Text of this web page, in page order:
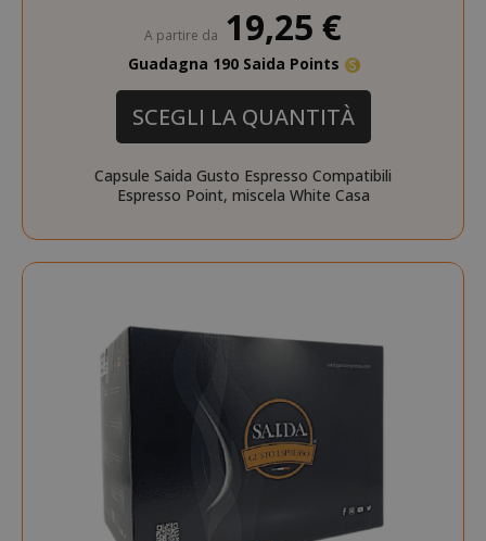
A partire da 19,25 €
Guadagna 190 Saida Points
SCEGLI LA QUANTITÀ
Capsule Saida Gusto Espresso Compatibili
Espresso Point, miscela White Casa